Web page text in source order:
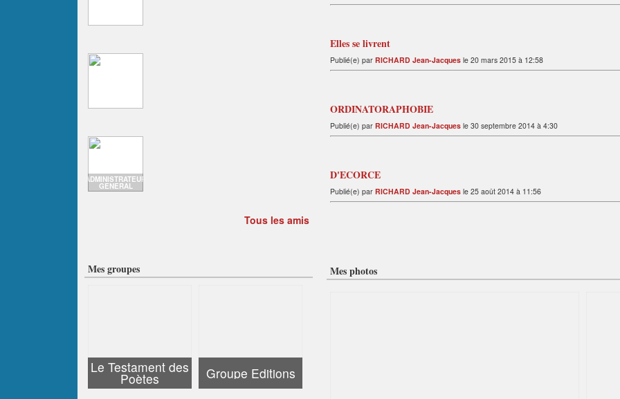
Elles se livrent
Publié(e) par RICHARD Jean-Jacques le 20 mars 2015 à 12:58
ORDINATORAPHOBIE
Publié(e) par RICHARD Jean-Jacques le 30 septembre 2014 à 4:30
D'ECORCE
Publié(e) par RICHARD Jean-Jacques le 25 août 2014 à 11:56
Mes photos
ADMINISTRATEUR
GENERAL
Tous les amis
Mes groupes
Le Testament des
Poètes Groupe Editions